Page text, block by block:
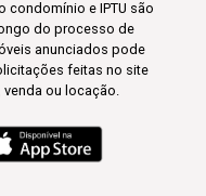
condomínio e IPTU são
do processo de
anunciados pode
feitas no site
ou locação.